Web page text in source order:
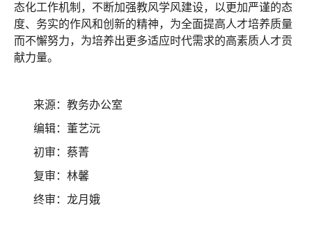
态化工作机制，不断加强教风学风建设，以更加严谨的态
度、务实的作风和创新的精神，为全面提高人才培养质量
而不懈努力，为培养出更多适应时代需求的高素质人才贡
献力量。
来源：教务办公室
编辑：董艺沅
初审：蔡菁
复审：林馨
终审：龙月娥